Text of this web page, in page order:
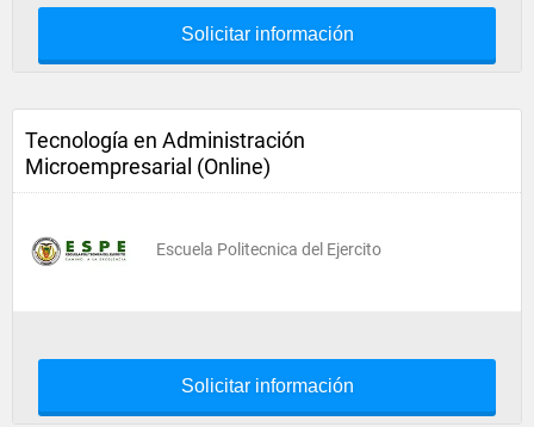
Solicitar información
Tecnología en Administración
Microempresarial (Online)
Escuela Politecnica del Ejercito
Solicitar información